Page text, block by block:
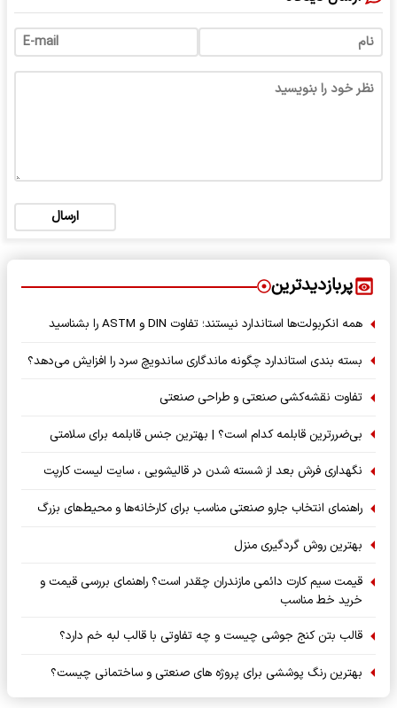
ارسال
پربازدیدترین
همه انکربولت‌ها استاندارد نیستند؛ تفاوت DIN و ASTM را بشناسید
بسته‌ بندی استاندارد چگونه ماندگاری ساندویچ سرد را افزایش می‌دهد؟
تفاوت نقشه‌کشی صنعتی و طراحی صنعتی
بی‌ضررترین قابلمه کدام است؟ | بهترین جنس قابلمه برای سلامتی
نگهداری فرش بعد از شسته شدن در قالیشویی ، سایت لیست کارپت
راهنمای انتخاب جارو صنعتی مناسب برای کارخانه‌ها و محیط‌های بزرگ
بهترین روش گردگیری منزل
قیمت سیم کارت دائمی مازندران چقدر است؟ راهنمای بررسی قیمت و
خرید خط مناسب
قالب بتن کنج جوشی چیست و چه تفاوتی با قالب لبه خم دارد؟
بهترین رنگ پوششی برای پروژه های صنعتی و ساختمانی چیست؟